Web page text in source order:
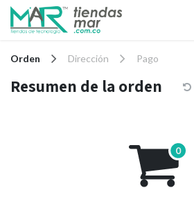
Ir al contenido
Orden Dirección Pago
Resumen de la orden